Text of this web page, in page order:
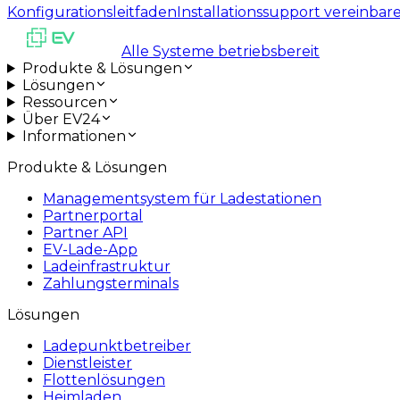
KonfigurationsleitfadenInstallationssupport
Alle Systeme betriebsbereit
Produkte & Lösungen
Lösungen
Ressourcen
Über EV24
Informationen
Produkte & Lösungen
Managementsystem für Ladestationen
Partnerportal
Partner API
EV-Lade-App
Ladeinfrastruktur
Zahlungsterminals
Lösungen
Ladepunktbetreiber
Dienstleister
Flottenlösungen